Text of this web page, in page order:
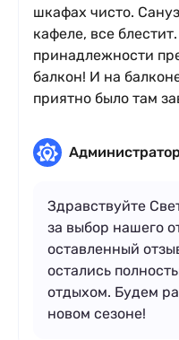
шкафах чисто.
кафеле, все
принадлежности
балкон! И на
приятно было там
Администратор
Здравствуйте
за выбор нашего
оставленный
остались
отдыхом. Будем
новом сезоне!